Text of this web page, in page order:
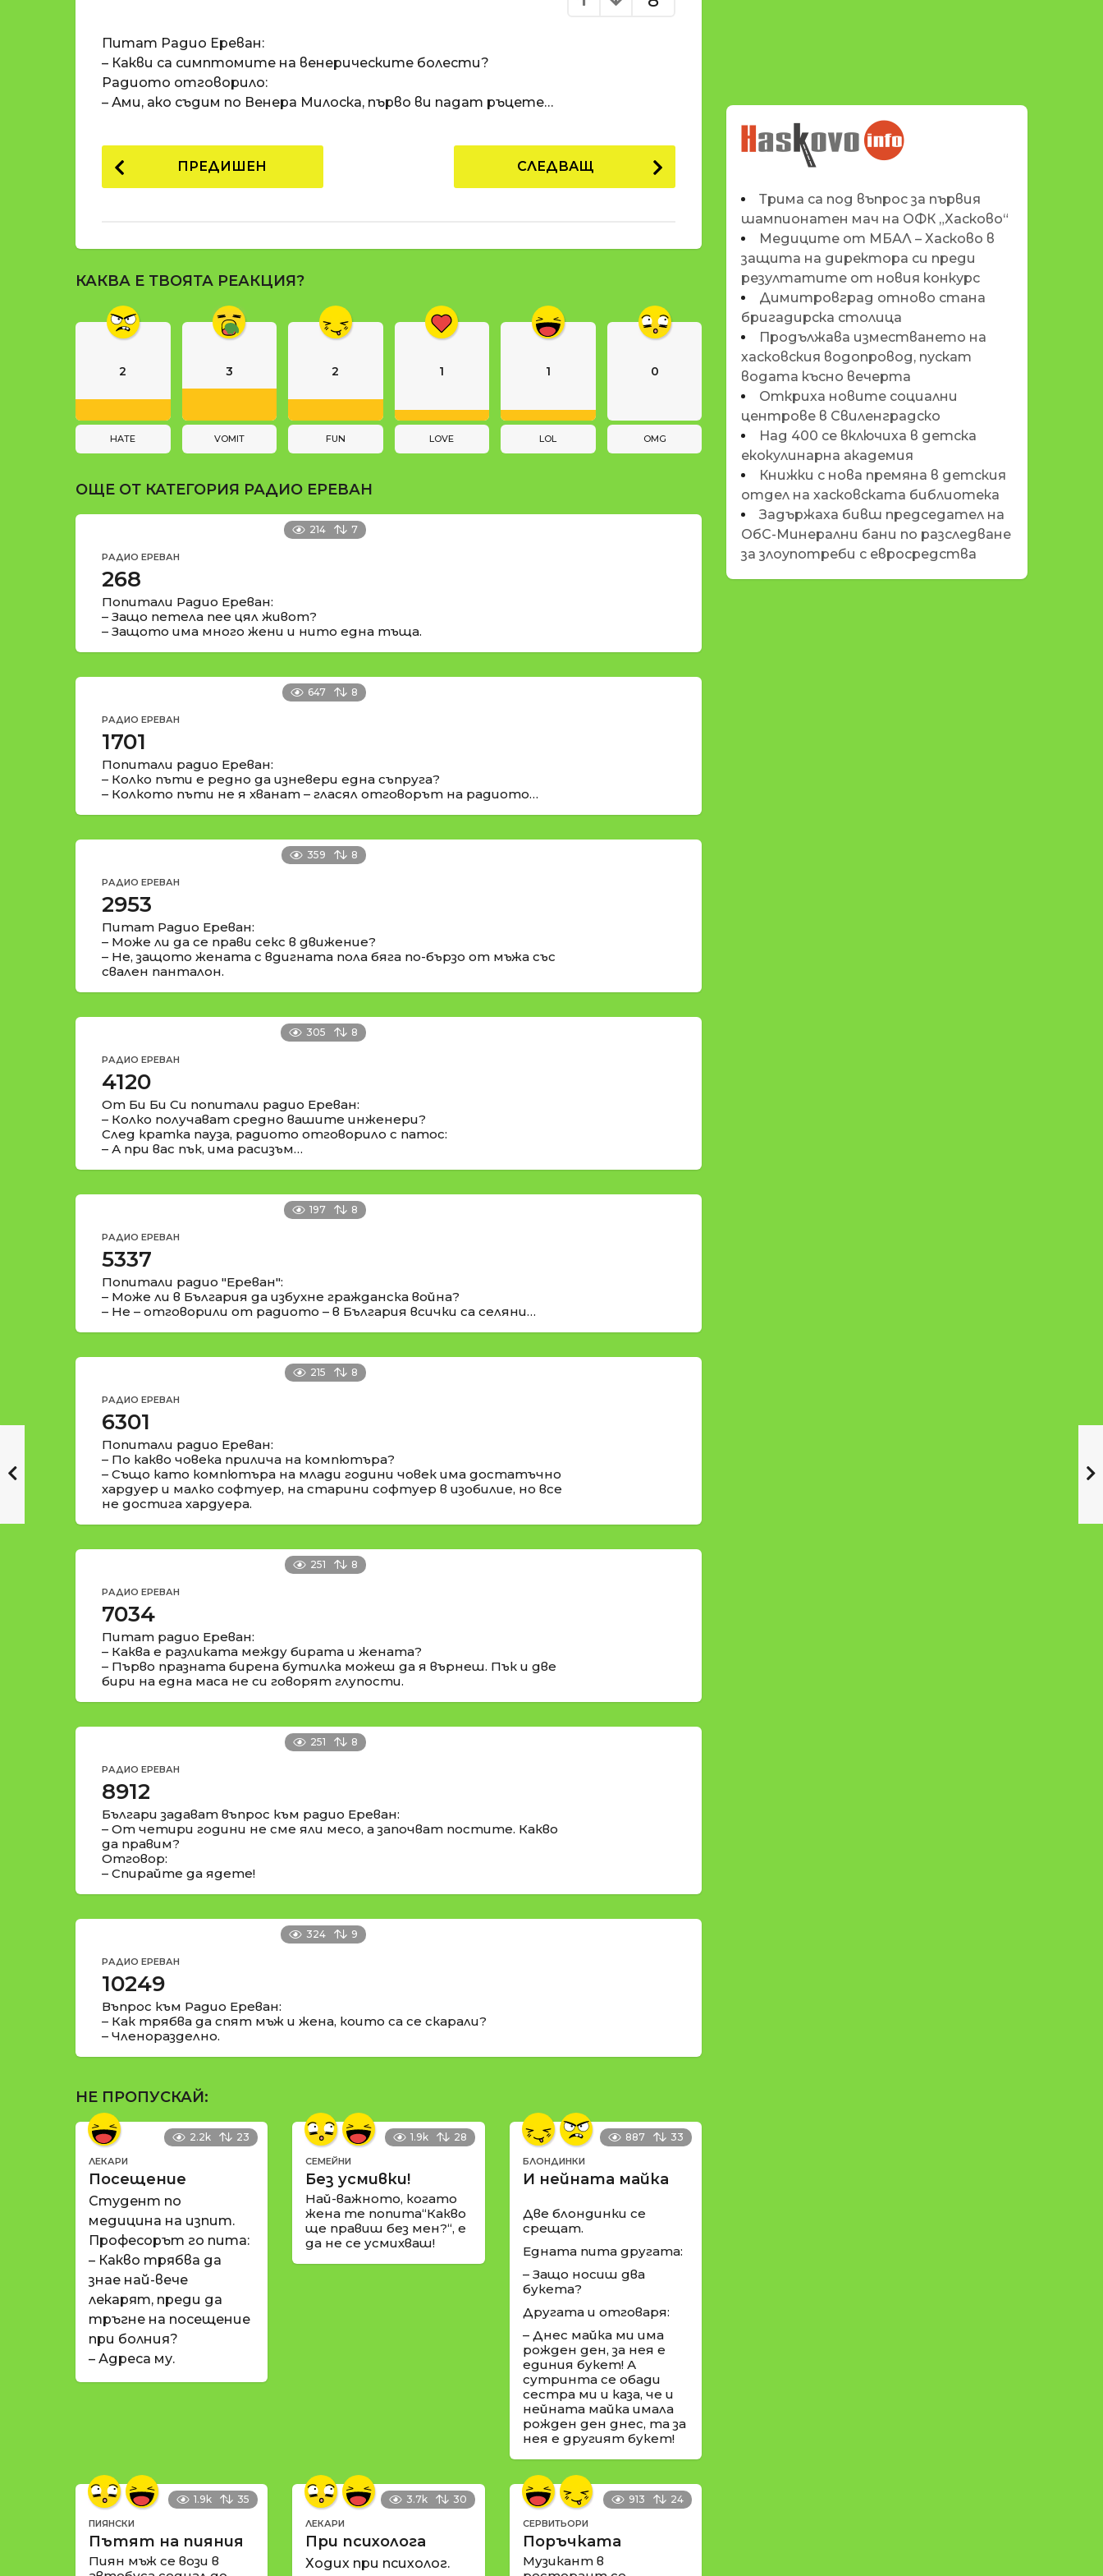
п
е
о
н
и
р
е
a
t
i
Питат Радио Ереван:
– Какви са симптомите на венерическите болести?
Радиото отговорило:
– Ами, ако съдим по Венера Милоска, първо ви падат ръцете…
P
o
a
g
a
t
i
n
ПРЕДИШЕН СЛЕДВАЩ
КАКВА Е ТВОЯТА РЕАКЦИЯ?
2
HATE
3
VOMIT
2
FUN
1
LOVE
1
LOL
0
OMG
ОЩЕ ОТ КАТЕГОРИЯ РАДИО ЕРЕВАН
214 7
РАДИО ЕРЕВАН
268
Попитали Радио Ереван:
– Защо петела пее цял живот?
– Защото има много жени и нито една тъща.
647 8
РАДИО ЕРЕВАН
1701
Попитали радио Ереван:
– Колко пъти е редно да изневери една съпруга?
– Колкото пъти не я хванат – гласял отговорът на радиото…
359 8
РАДИО ЕРЕВАН
2953
Питат Радио Ереван:
– Може ли да се прави секс в движение?
– Не, защото жената с вдигната пола бяга по-бързо от мъжа със
свален панталон.
305 8
РАДИО ЕРЕВАН
4120
От Би Би Си попитали радио Ереван:
– Колко получават средно вашите инженери?
След кратка пауза, радиото отговорило с патос:
– А при вас пък, има расизъм…
197 8
РАДИО ЕРЕВАН
5337
Попитали радио "Ереван":
– Може ли в България да избухне гражданска война?
– Не – отговорили от радиото – в България всички са селяни…
215 8
РАДИО ЕРЕВАН
6301
Попитали радио Ереван:
– По какво човека прилича на компютъра?
– Също като компютъра на млади години човек има достатъчно
хардуер и малко софтуер, на старини софтуер в изобилие, но все
не достига хардуера.
251 8
РАДИО ЕРЕВАН
7034
Питат радио Ереван:
– Каква е разликата между бирата и жената?
– Първо празната бирена бутилка можеш да я върнеш. Пък и две
бири на една маса не си говорят глупости.
251 8
РАДИО ЕРЕВАН
8912
Българи задават въпрос към радио Ереван:
– От четири години не сме яли месо, а започват постите. Какво
да правим?
Отговор:
– Спирайте да ядете!
324 9
РАДИО ЕРЕВАН
10249
Въпрос към Радио Ереван:
– Как трябва да спят мъж и жена, които са се скарали?
– Членоразделно.
НЕ ПРОПУСКАЙ:
2.2k 23
ЛЕКАРИ
Посещение
Студент по
медицина на изпит.
Професорът го пита:
– Какво трябва да
знае най-вече
лекарят, преди да
тръгне на посещение
при болния?
– Адреса му.
1.9k 28
СЕМЕЙНИ
Без усмивки!
Най-важното, когато
жена те попита“Какво
ще правиш без мен?“, е
да не се усмихваш!
887 33
БЛОНДИНКИ
И нейната майка
Две блондинки се
срещат.
Едната пита другата:
– Защо носиш два
букета?
Другата и отговаря:
– Днес майка ми има
рожден ден, за нея е
единия букет! А
сутринта се обади
сестра ми и каза, че и
нейната майка имала
рожден ден днес, та за
нея е другият букет!
1.9k 35
ПИЯНСКИ
Пътят на пияния
Пиян мъж се вози в
3.7k 30
ЛЕКАРИ
При психолога
Ходих при психолог.
913 24
СЕРВИТЬОРИ
Поръчката
Музикант в
НОВИНИТЕ НА
HASKOVO.INFO
Трима са под въпрос за първия
шампионатен мач на ОФК „Хасково“
Медиците от МБАЛ – Хасково в
защита на директора си преди
резултатите от новия конкурс
Димитровград отново стана
бригадирска столица
Продължава изместването на
хасковския водопровод, пускат
водата късно вечерта
Откриха новите социални
центрове в Свиленградско
Над 400 се включиха в детска
екокулинарна академия
Книжки с нова премяна в детския
отдел на хасковската библиотека
Задържаха бивш председател на
ОбС-Минерални бани по разследване
за злоупотреби с евросредства